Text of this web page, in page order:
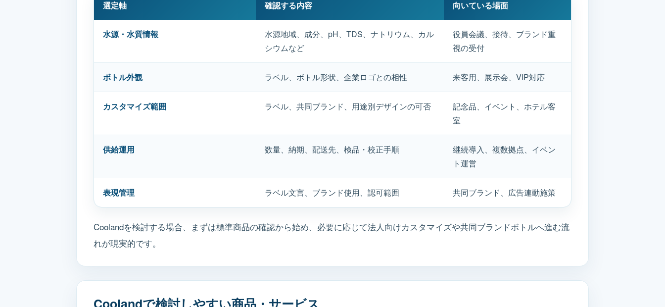
選定軸 確認する内容 向いている場面
水源・水質情報
水源地域、成分、pH、TDS、ナトリウム、カル
シウムなど
役員会議、接待、ブランド重
視の受付
ボトル外観 ラベル、ボトル形状、企業ロゴとの相性 来客用、展示会、VIP対応
カスタマイズ範囲 ラベル、共同ブランド、用途別デザインの可否
記念品、イベント、ホテル客
室
供給運用 数量、納期、配送先、検品・校正手順
継続導入、複数拠点、イベン
ト運営
表現管理 ラベル文言、ブランド使用、認可範囲 共同ブランド、広告連動施策
Coolandを検討する場合、まずは標準商品の確認から始め、必要に応じて法人向けカスタマイズや共同ブランドボトルへ進む流
れが現実的です。